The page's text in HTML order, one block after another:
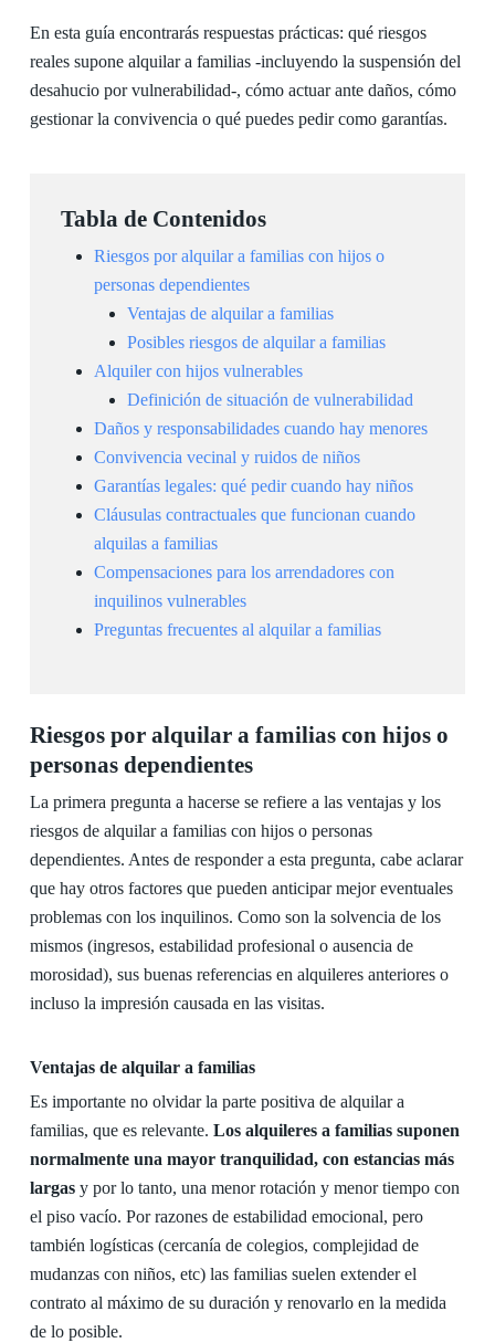
En esta guía encontrarás respuestas prácticas: qué riesgos
reales supone alquilar a familias -incluyendo la suspensión del
desahucio por vulnerabilidad-, cómo actuar ante daños, cómo
gestionar la convivencia o qué puedes pedir como garantías.
Tabla de Contenidos
Riesgos por alquilar a familias con hijos o
personas dependientes
Ventajas de alquilar a familias
Posibles riesgos de alquilar a familias
Alquiler con hijos vulnerables
Definición de situación de vulnerabilidad
Daños y responsabilidades cuando hay menores
Convivencia vecinal y ruidos de niños
Garantías legales: qué pedir cuando hay niños
Cláusulas contractuales que funcionan cuando
alquilas a familias
Compensaciones para los arrendadores con
inquilinos vulnerables
Preguntas frecuentes al alquilar a familias
Riesgos por alquilar a familias con hijos o
personas dependientes
La primera pregunta a hacerse se refiere a las ventajas y los
riesgos de alquilar a familias con hijos o personas
dependientes. Antes de responder a esta pregunta, cabe aclarar
que hay otros factores que pueden anticipar mejor eventuales
problemas con los inquilinos. Como son la solvencia de los
mismos (ingresos, estabilidad profesional o ausencia de
morosidad), sus buenas referencias en alquileres anteriores o
incluso la impresión causada en las visitas.
Ventajas de alquilar a familias
Es importante no olvidar la parte positiva de alquilar a
familias, que es relevante. Los alquileres a familias suponen
normalmente una mayor tranquilidad, con estancias más
largasy por lo tanto, una menor rotación y menor tiempo con
el piso vacío. Por razones de estabilidad emocional, pero
también logísticas (cercanía de colegios, complejidad de
mudanzas con niños, etc) las familias suelen extender el
contrato al máximo de su duración y renovarlo en la medida
de lo posible.